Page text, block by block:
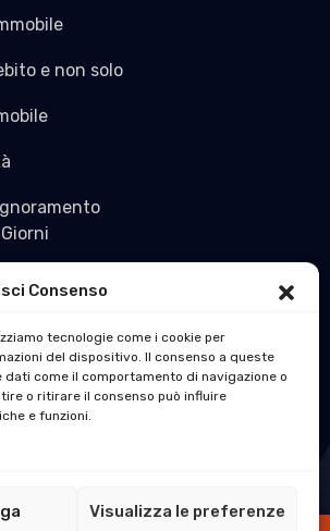
Consenso
tecnologie come i cookie per
del dispositivo. Il consenso a queste
come il comportamento di navigazione o
o ritirare il consenso può influire
e funzioni.
Visualizza le preferenze
e non solo